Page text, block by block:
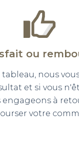
ou
tableau, nous
et si vous
engageons à
votre